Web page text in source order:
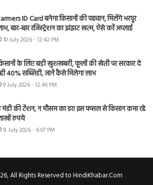
ID Card बनेगा किसानों की पहचान, मिलेंगे भरपूर
बार-बार रजिस्ट्रेशन का झंझट खत्म, ऐसे करें अप्लाई
10 July 2026 - 12:42 PM
के लिए बड़ी खुशखबरी, फूलों की खेती पर सरकार दे
40% सब्सिडी, जानें कैसे मिलेगा लाभ
9 July 2026 - 12:46 PM
मंडी की टेंशन, न मौसम का डर! इस फसल से किसान कमा रहे
रुपये
8 July 2026 - 6:07 PM
All Rights Reserved to HindiKhabar.Com